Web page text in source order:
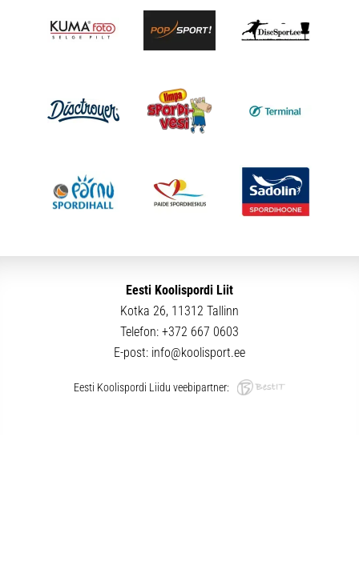
Eesti Koolispordi Liit
Kotka 26, 11312 Tallinn
Telefon: +372 667 0603
E-post: info@koolisport.ee
Eesti Koolispordi Liidu veebipartner: